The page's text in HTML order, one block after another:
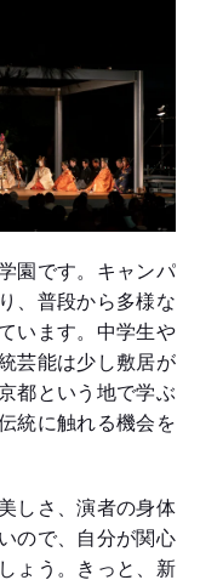
園です。キャンパ
、普段から多様な
います。中学生や
芸能は少し敷居が
都という地で学ぶ
統に触れる機会を
しさ、演者の身体
ので、自分が関心
ょう。きっと、新